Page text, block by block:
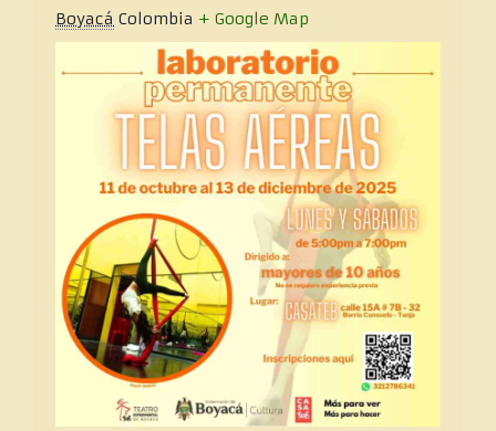
Boyacá Colombia + Google Map